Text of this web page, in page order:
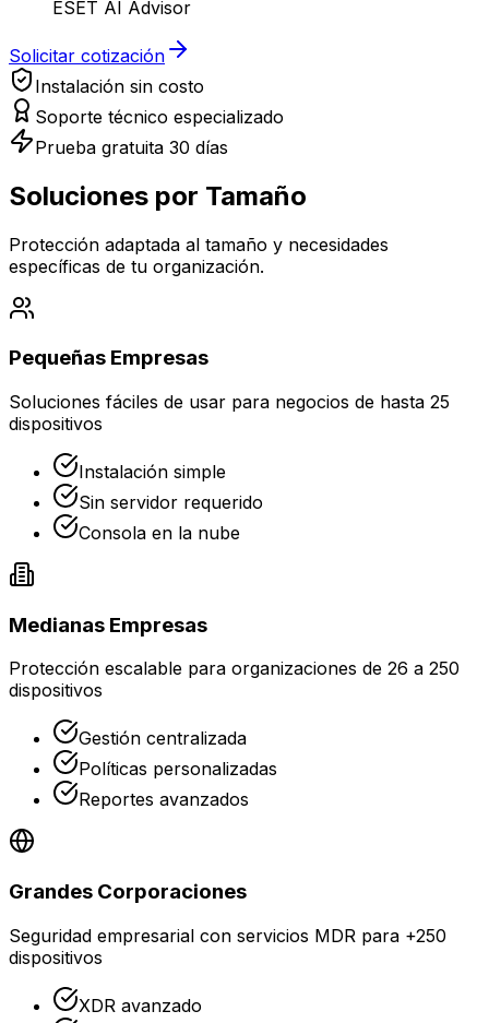
ESET AI Advisor
Solicitar cotización
Instalación sin costo
Soporte técnico especializado
Prueba gratuita 30 días
Soluciones por Tamaño
Protección adaptada al tamaño y necesidades
específicas de tu organización.
Pequeñas Empresas
Soluciones fáciles de usar para negocios de hasta 25
dispositivos
Instalación simple
Sin servidor requerido
Consola en la nube
Medianas Empresas
Protección escalable para organizaciones de 26 a 250
dispositivos
Gestión centralizada
Políticas personalizadas
Reportes avanzados
Grandes Corporaciones
Seguridad empresarial con servicios MDR para +250
dispositivos
XDR avanzado